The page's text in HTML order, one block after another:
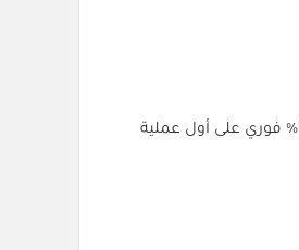
هو الخيار الأمثل. هذا الكود يمنحك خصم 10% فوري على أول عملية